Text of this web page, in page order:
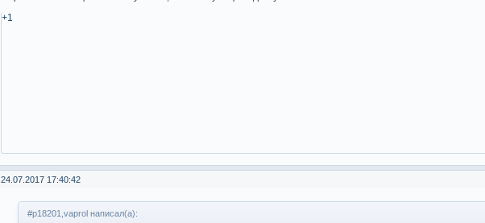
+1
24.07.2017 17:40:42
#p18201,vaprol написал(а):